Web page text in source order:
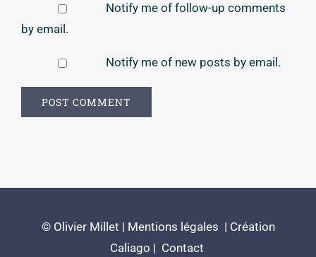
Notify me of follow-up comments
by email.
Notify me of new posts by email.
© Olivier Millet | Mentions légales | Création
Caliago | Contact